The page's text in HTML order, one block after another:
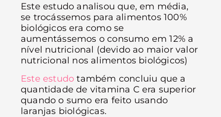
Este estudo analisou que, em média,
se trocássemos para alimentos 100%
biológicos era como se
aumentássemos o consumo em 12% a
nível nutricional (devido ao maior valor
nutricional nos alimentos biológicos)
Este estudo também concluiu que a
quantidade de vitamina C era superior
quando o sumo era feito usando
laranjas biológicas.